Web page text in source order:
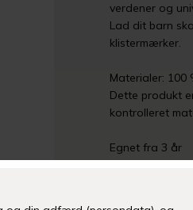
verdener og
Lad dit barn
klistermærker.
Materialer: 100
Dette produkt
kontrolleret
Egnet fra 3 år
ADVARSEL!